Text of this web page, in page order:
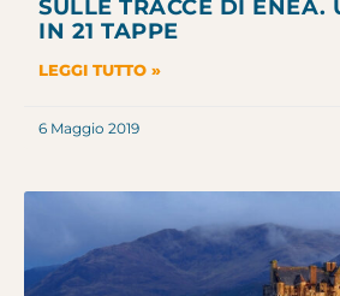
SULLE TRACCE DI ENEA.
IN 21 TAPPE
LEGGI TUTTO »
6 Maggio 2019